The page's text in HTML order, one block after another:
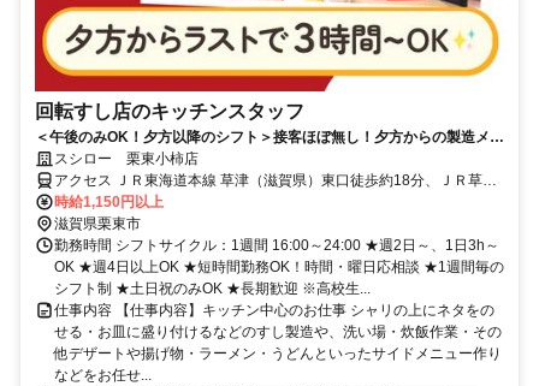
回転すし店のキッチンスタッフ
＜午後のみOK！夕方以降のシフト＞接客ほぼ無し！夕方からの製造メイ
ンでコツコツ働ける
スシロー 栗東小柿店
アクセス ＪＲ東海道本線 草津（滋賀県）東口徒歩約18分、ＪＲ草津
線 草津（滋賀県）東口徒歩約18分、ＪＲ東海道本線 栗東東口徒歩約
27分
時給1,150円以上
滋賀県栗東市
勤務時間 シフトサイクル：1週間 16:00～24:00 ★週2日～、1日3h～
OK ★週4日以上OK ★短時間勤務OK！時間・曜日応相談 ★1週間毎の
シフト制 ★土日祝のみOK ★長期歓迎 ※高校生...
仕事内容 【仕事内容】キッチン中心のお仕事 シャリの上にネタをの
せる・お皿に盛り付けるなどのすし製造や、洗い場・炊飯作業・その
他デザートや揚げ物・ラーメン・うどんといったサイドメニュー作り
などをお任せ...